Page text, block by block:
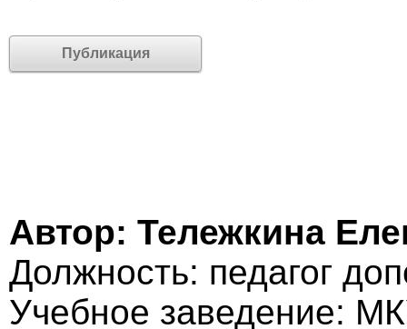
Публикация
Автор: Тележкина
Должность: педагог
Учебное заведение: